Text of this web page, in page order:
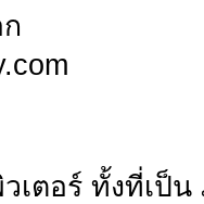
ตอร์ ทั้งที่เป็